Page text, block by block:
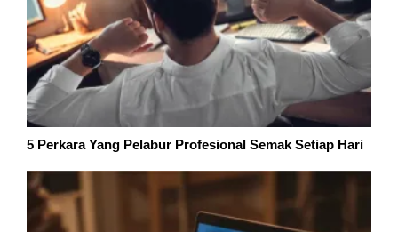
5 Perkara Yang Pelabur Profesional Semak Setiap Hari